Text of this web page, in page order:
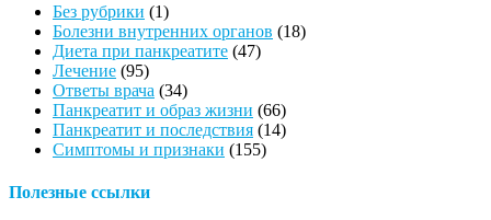
Без рубрики (1)
Болезни внутренних органов (18)
Диета при панкреатите (47)
Лечение (95)
Ответы врача (34)
Панкреатит и образ жизни (66)
Панкреатит и последствия (14)
Симптомы и признаки (155)
Полезные ссылки